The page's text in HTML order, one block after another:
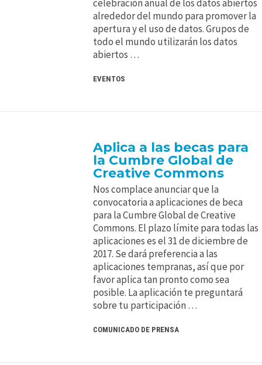
celebración anual de los datos abiertos
alrededor del mundo para promover la
apertura y el uso de datos. Grupos de
todo el mundo utilizarán los datos
abiertos …
EVENTOS
Aplica a las becas para
la Cumbre Global de
Creative Commons
Nos complace anunciar que la
convocatoria a aplicaciones de beca
para la Cumbre Global de Creative
Commons. El plazo límite para todas las
aplicaciones es el 31 de diciembre de
2017. Se dará preferencia a las
aplicaciones tempranas, así que por
favor aplica tan pronto como sea
posible. La aplicación te preguntará
sobre tu participación …
COMUNICADO DE PRENSA